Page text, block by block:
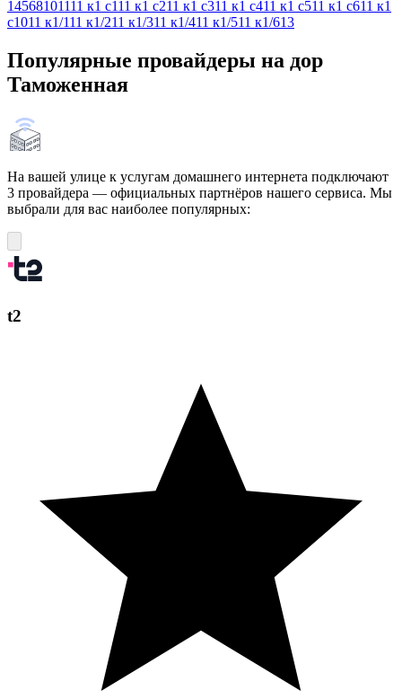
14568101111 к1 с111 к1 с211 к1 с311 к1 с411 к1 с511 к1 с611 к1
с1011 к1/111 к1/211 к1/311 к1/411 к1/511 к1/613
Популярные провайдеры на дор
Таможенная
На вашей улице к услугам домашнего интернета подключают
3 провайдера — официальных партнёров нашего сервиса. Мы
выбрали для вас наиболее популярных:
t2